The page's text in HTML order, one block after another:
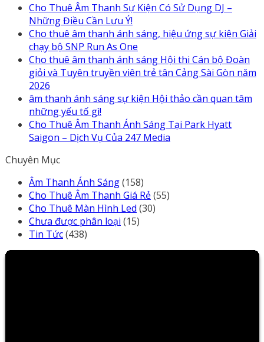
Cho Thuê Âm Thanh Sự Kiện Có Sử Dụng DJ –
Những Điều Cần Lưu Ý!
Cho thuê âm thanh ánh sáng, hiệu ứng sự kiện Giải
chạy bộ SNP Run As One
Cho thuê âm thanh ánh sáng Hội thi Cán bộ Đoàn
giỏi và Tuyên truyền viên trẻ tân Cảng Sài Gòn năm
2026
âm thanh ánh sáng sự kiện Hội thảo cần quan tâm
những yếu tố gì!
Cho Thuê Âm Thanh Ánh Sáng Tại Park Hyatt
Saigon – Dịch Vụ Của 247 Media
Chuyên Mục
Âm Thanh Ánh Sáng(158)
Cho Thuê Âm Thanh Giá Rẻ(55)
Cho Thuê Màn Hình Led (30)
Chưa được phân loại (15)
Tin Tức(438)